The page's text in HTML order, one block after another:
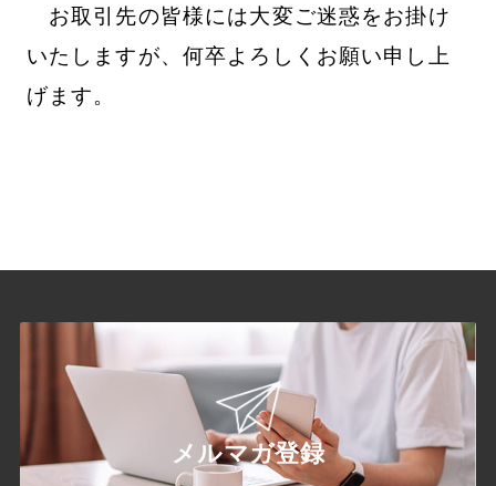
お取引先の皆様には大変ご迷惑をお掛け
いたしますが、何卒よろしくお願い申し上
げます。
メルマガ登録